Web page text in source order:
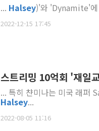
... Halsey)'와 'Dynamite'에
2022-12-15 17:45
스트리밍 10억회 '재일
... 특히 챤미나는 미국 래퍼
Halsey...
2022-08-05 11:16